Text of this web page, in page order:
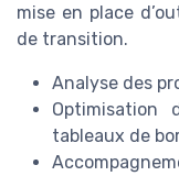
mise en place
de transition.
Analyse des
Optimisation
tableaux de